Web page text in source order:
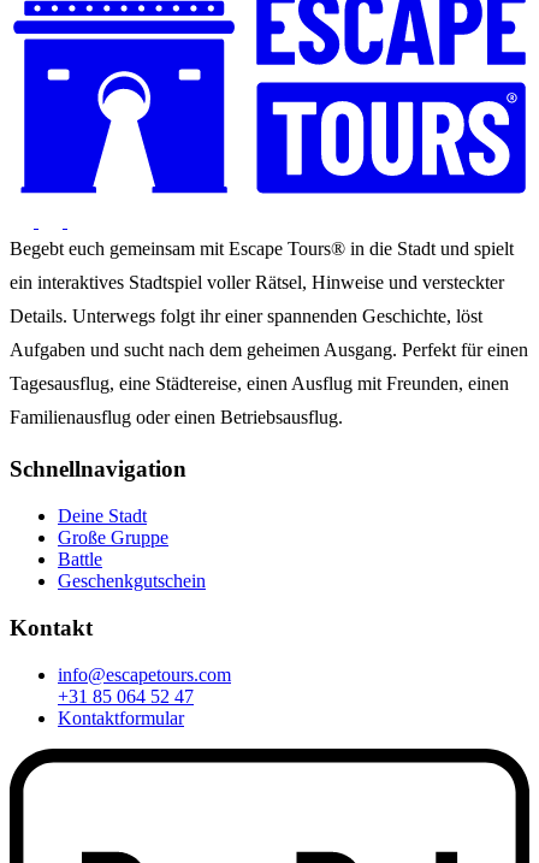
Begebt euch gemeinsam mit Escape Tours® in die Stadt und spielt
ein interaktives Stadtspiel voller Rätsel, Hinweise und versteckter
Details. Unterwegs folgt ihr einer spannenden Geschichte, löst
Aufgaben und sucht nach dem geheimen Ausgang. Perfekt für einen
Tagesausflug, eine Städtereise, einen Ausflug mit Freunden, einen
Familienausflug oder einen Betriebsausflug.
Schnellnavigation
Deine Stadt
Große Gruppe
Battle
Geschenkgutschein
Kontakt
info@escapetours.com
+31 85 064 52 47
Kontaktformular